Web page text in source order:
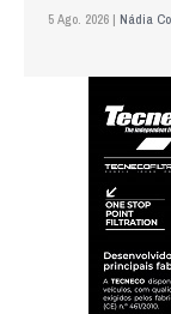
5 Ago. 2026 | Nádia